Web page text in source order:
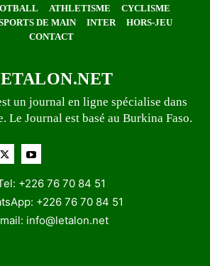
ATHLETISME
CYCLISME
DE MAIN INTER
HORS-JEU
CONTACT
un journal en ligne spécialise dans
Le Journal est basé au Burkina Faso.
+226 76 70 84 51
+226 76 70 84 51
info@letalon.net